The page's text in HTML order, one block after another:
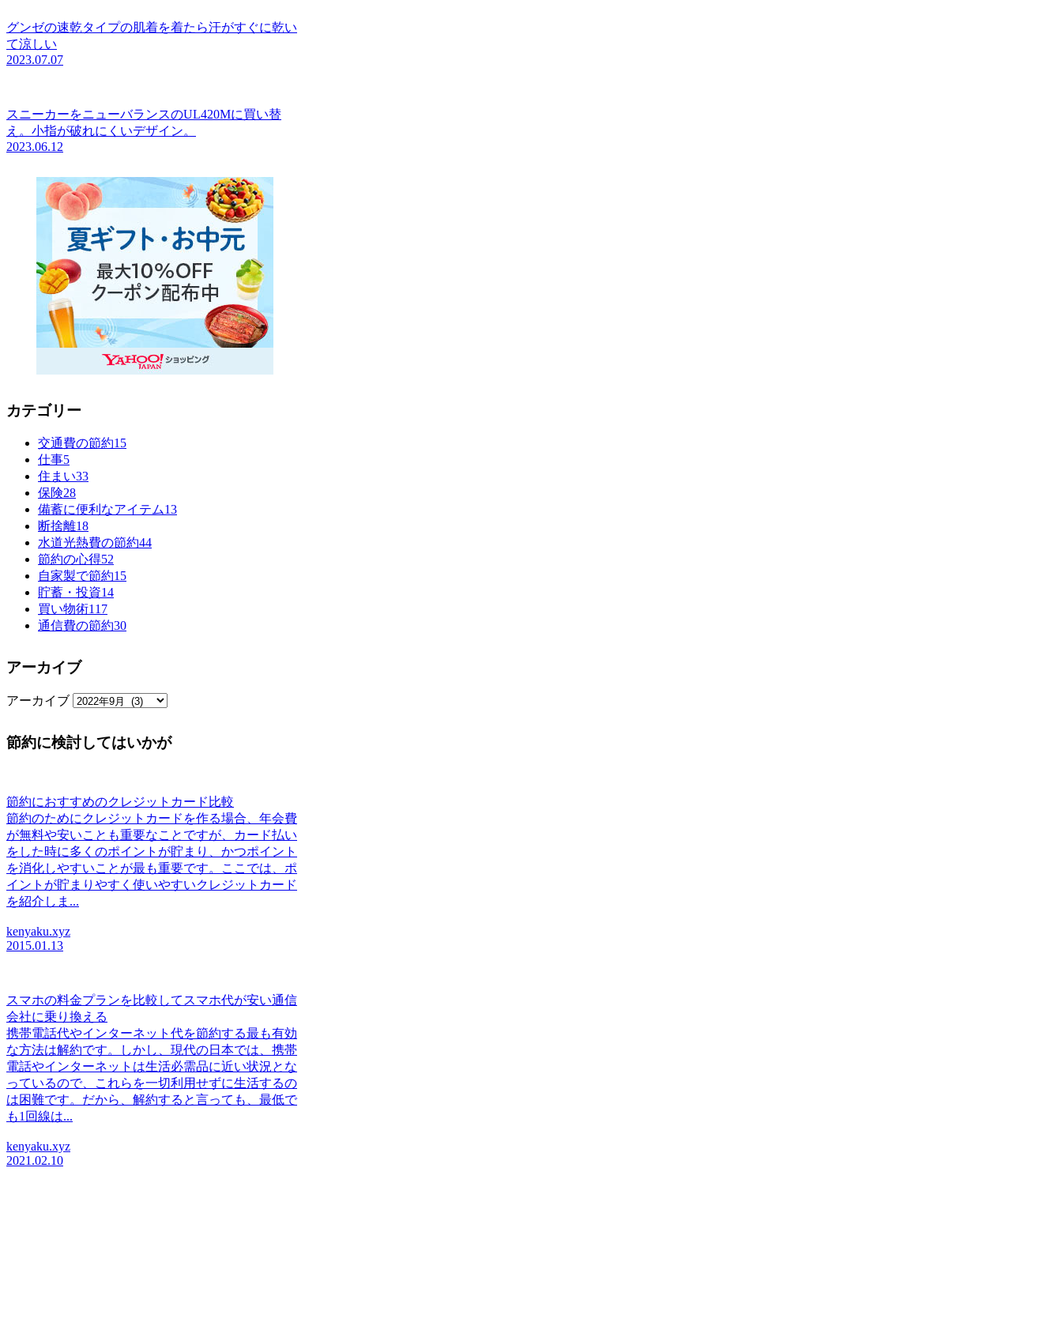
グンゼの速乾タイプの肌着を着たら汗がすぐに乾い
て涼しい
2023.07.07
スニーカーをニューバランスのUL420Mに買い替
え。小指が破れにくいデザイン。
2023.06.12
カテゴリー
交通費の節約15
仕事5
住まい33
保険28
備蓄に便利なアイテム13
断捨離18
水道光熱費の節約44
節約の心得52
自家製で節約15
貯蓄・投資14
買い物術117
通信費の節約30
アーカイブ
アーカイブ
節約に検討してはいかが
節約におすすめのクレジットカード比較
節約のためにクレジットカードを作る場合、年会費
が無料や安いことも重要なことですが、カード払い
をした時に多くのポイントが貯まり、かつポイント
を消化しやすいことが最も重要です。ここでは、ポ
イントが貯まりやすく使いやすいクレジットカード
を紹介しま...
kenyaku.xyz
2015.01.13
スマホの料金プランを比較してスマホ代が安い通信
会社に乗り換える
携帯電話代やインターネット代を節約する最も有効
な方法は解約です。しかし、現代の日本では、携帯
電話やインターネットは生活必需品に近い状況とな
っているので、これらを一切利用せずに生活するの
は困難です。だから、解約すると言っても、最低で
も1回線は...
kenyaku.xyz
2021.02.10